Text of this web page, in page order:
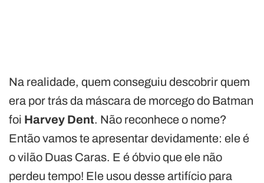
Na realidade, quem conseguiu descobrir quem
era por trás da máscara de morcego do Batman
foi Harvey Dent. Não reconhece o nome?
Então vamos te apresentar devidamente: ele é
o vilão Duas Caras. E é óbvio que ele não
perdeu tempo! Ele usou desse artifício para